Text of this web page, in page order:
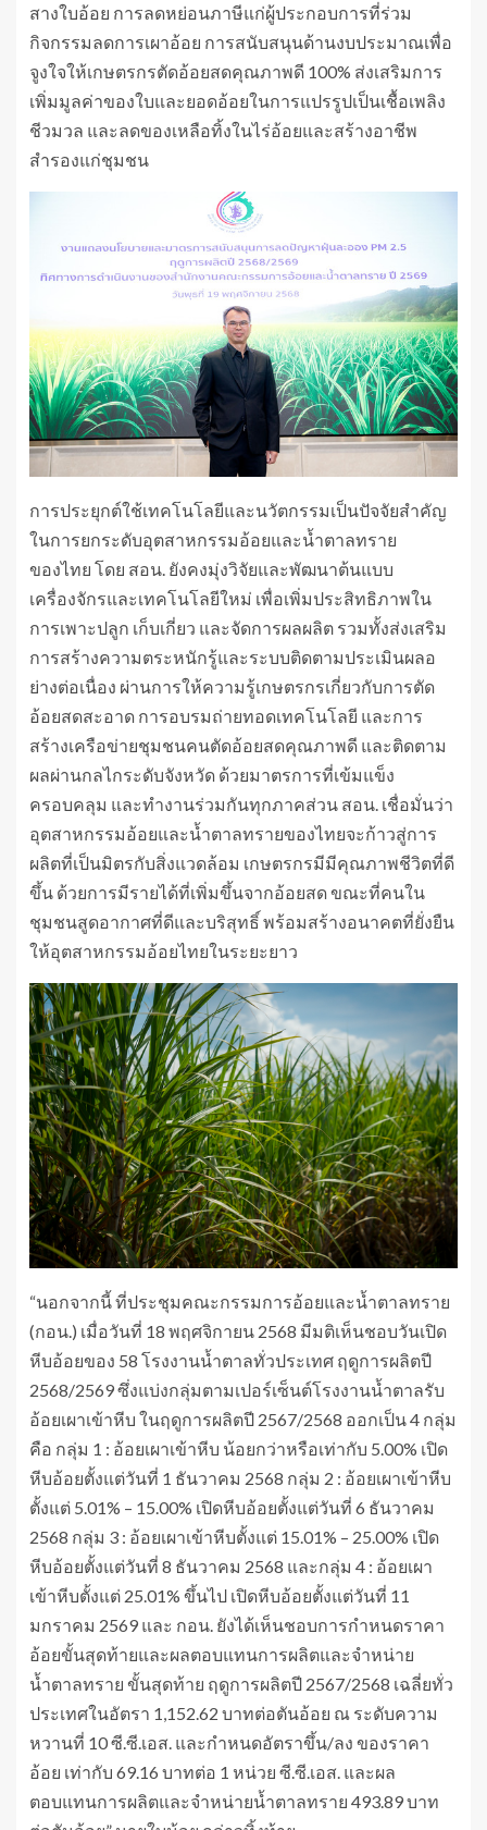
สางใบอ้อย การลดหย่อนภาษีแก่ผู้ประกอบการที่ร่วม
กิจกรรมลดการเผาอ้อย การสนับสนุนด้านงบประมาณเพื่อ
จูงใจให้เกษตรกรตัดอ้อยสดคุณภาพดี 100% ส่งเสริมการ
เพิ่มมูลค่าของใบและยอดอ้อยในการแปรรูปเป็นเชื้อเพลิง
ชีวมวล และลดของเหลือทิ้งในไร่อ้อยและสร้างอาชีพ
สำรองแก่ชุมชน
การประยุกต์ใช้เทคโนโลยีและนวัตกรรมเป็นปัจจัยสำคัญ
ในการยกระดับอุตสาหกรรมอ้อยและน้ำตาลทราย
ของไทย โดย สอน. ยังคงมุ่งวิจัยและพัฒนาต้นแบบ
เครื่องจักรและเทคโนโลยีใหม่ เพื่อเพิ่มประสิทธิภาพใน
การเพาะปลูก เก็บเกี่ยว และจัดการผลผลิต รวมทั้งส่งเสริม
การสร้างความตระหนักรู้และระบบติดตามประเมินผลอ
ย่างต่อเนื่อง ผ่านการให้ความรู้เกษตรกรเกี่ยวกับการตัด
อ้อยสดสะอาด การอบรมถ่ายทอดเทคโนโลยี และการ
สร้างเครือข่ายชุมชนคนตัดอ้อยสดคุณภาพดี และติดตาม
ผลผ่านกลไกระดับจังหวัด ด้วยมาตรการที่เข้มแข็ง
ครอบคลุม และทำงานร่วมกันทุกภาคส่วน สอน. เชื่อมั่นว่า
อุตสาหกรรมอ้อยและน้ำตาลทรายของไทยจะก้าวสู่การ
ผลิตที่เป็นมิตรกับสิ่งแวดล้อม เกษตรกรมีมีคุณภาพชีวิตที่ดี
ขึ้น ด้วยการมีรายได้ที่เพิ่มขึ้นจากอ้อยสด ขณะที่คนใน
ชุมชนสูดอากาศที่ดีและบริสุทธิ์ พร้อมสร้างอนาคตที่ยั่งยืน
ให้อุตสาหกรรมอ้อยไทยในระยะยาว
“นอกจากนี้ ที่ประชุมคณะกรรมการอ้อยและน้ำตาลทราย
(กอน.) เมื่อวันที่ 18 พฤศจิกายน 2568 มีมติเห็นชอบวันเปิด
หีบอ้อยของ 58 โรงงานน้ำตาลทั่วประเทศ ฤดูการผลิตปี
2568/2569 ซึ่งแบ่งกลุ่มตามเปอร์เซ็นต์โรงงานน้ำตาลรับ
อ้อยเผาเข้าหีบ ในฤดูการผลิตปี 2567/2568 ออกเป็น 4 กลุ่ม
คือ กลุ่ม 1 : อ้อยเผาเข้าหีบ น้อยกว่าหรือเท่ากับ 5.00% เปิด
หีบอ้อยตั้งแต่วันที่ 1 ธันวาคม 2568 กลุ่ม 2 : อ้อยเผาเข้าหีบ
ตั้งแต่ 5.01% – 15.00% เปิดหีบอ้อยตั้งแต่วันที่ 6 ธันวาคม
2568 กลุ่ม 3 : อ้อยเผาเข้าหีบตั้งแต่ 15.01% – 25.00% เปิด
หีบอ้อยตั้งแต่วันที่ 8 ธันวาคม 2568 และกลุ่ม 4 : อ้อยเผา
เข้าหีบตั้งแต่ 25.01% ขึ้นไป เปิดหีบอ้อยตั้งแต่วันที่ 11
มกราคม 2569 และ กอน. ยังได้เห็นชอบการกำหนดราคา
อ้อยขั้นสุดท้ายและผลตอบแทนการผลิตและจำหน่าย
น้ำตาลทราย ขั้นสุดท้าย ฤดูการผลิตปี 2567/2568 เฉลี่ยทั่ว
ประเทศในอัตรา 1,152.62 บาทต่อตันอ้อย ณ ระดับความ
หวานที่ 10 ซี.ซี.เอส. และกำหนดอัตราขึ้น/ลง ของราคา
อ้อย เท่ากับ 69.16 บาทต่อ 1 หน่วย ซี.ซี.เอส. และผล
ตอบแทนการผลิตและจำหน่ายน้ำตาลทราย 493.89 บาท